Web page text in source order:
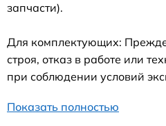
запчасти).
Для комплектующих:
строя, отказ в работе или
при соблюдении условий
Показать полностью